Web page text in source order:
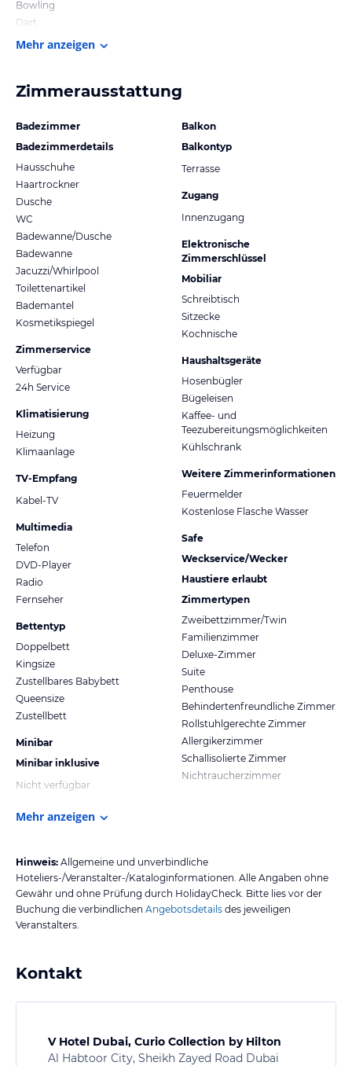
Bowling
Dart
Mehr anzeigen
Zimmerausstattung
Badezimmer
Badezimmerdetails
Hausschuhe
Haartrockner
Dusche
WC
Badewanne/Dusche
Badewanne
Jacuzzi/Whirlpool
Toilettenartikel
Bademantel
Kosmetikspiegel
Zimmerservice
Verfügbar
24h Service
Klimatisierung
Heizung
Klimaanlage
TV-Empfang
Kabel-TV
Multimedia
Telefon
DVD-Player
Radio
Fernseher
Bettentyp
Doppelbett
Kingsize
Zustellbares Babybett
Queensize
Zustellbett
Minibar
Minibar inklusive
Nicht verfügbar
Balkon
Balkontyp
Terrasse
Zugang
Innenzugang
Elektronische
Zimmerschlüssel
Mobiliar
Schreibtisch
Sitzecke
Kochnische
Haushaltsgeräte
Hosenbügler
Bügeleisen
Kaffee- und
Teezubereitungsmöglichkeiten
Kühlschrank
Weitere Zimmerinformationen
Feuermelder
Kostenlose Flasche Wasser
Safe
Weckservice/Wecker
Haustiere erlaubt
Zimmertypen
Zweibettzimmer/Twin
Familienzimmer
Deluxe-Zimmer
Suite
Penthouse
Behindertenfreundliche Zimmer
Rollstuhlgerechte Zimmer
Allergikerzimmer
Schallisolierte Zimmer
Nichtraucherzimmer
Mehr anzeigen
Hinweis: Allgemeine und unverbindliche
Hoteliers-/Veranstalter-/Kataloginformationen. Alle Angaben ohne
Gewähr und ohne Prüfung durch HolidayCheck. Bitte lies vor der
Buchung die verbindlichen Angebotsdetails des jeweiligen
Veranstalters.
Kontakt
V Hotel Dubai, Curio Collection by Hilton
Al Habtoor City, Sheikh Zayed Road Dubai